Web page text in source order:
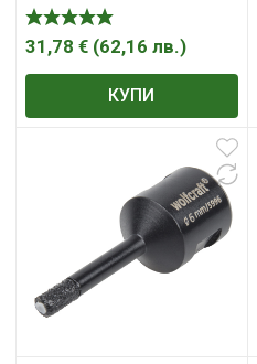
с диамантена посипка с
резба М14х2 35 мм
31,78 € (62,16 лв.)
КУПИ